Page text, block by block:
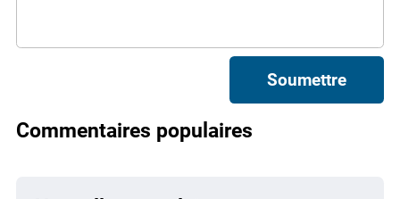
Soumettre
Commentaires populaires